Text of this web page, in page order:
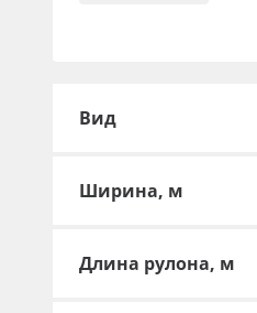
Светотехника
Упаковочные
Вид
Ширина, м
Длина рулона, м